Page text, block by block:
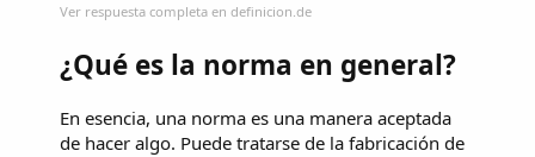
Ver respuesta completa en definicion.de
¿Qué es la norma en general?
En esencia, una norma es una manera aceptada
de hacer algo. Puede tratarse de la fabricación de